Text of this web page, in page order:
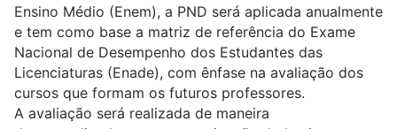
Ensino Médio (Enem), a PND será aplicada anualmente
e tem como base a matriz de referência do Exame
Nacional de Desempenho dos Estudantes das
Licenciaturas (Enade), com ênfase na avaliação dos
cursos que formam os futuros professores.
A avaliação será realizada de maneira